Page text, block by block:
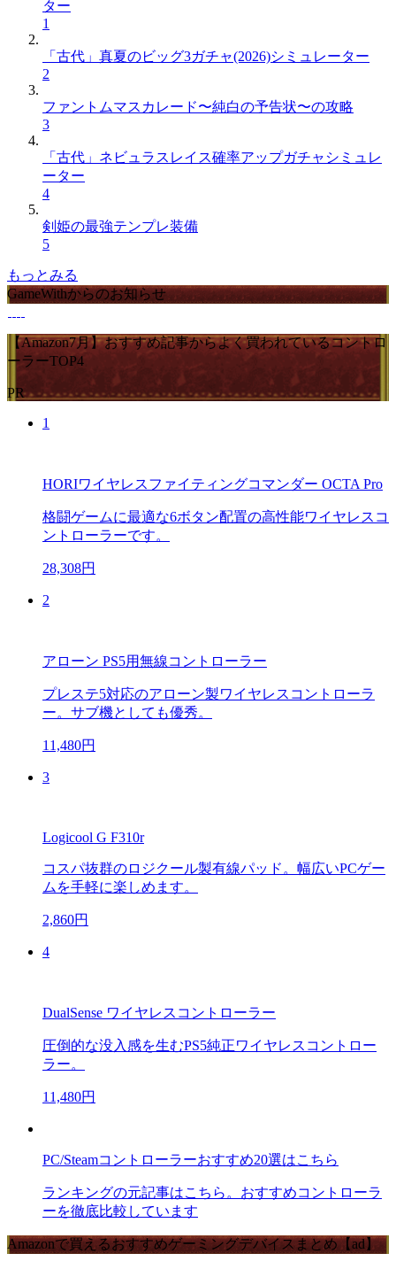
ター
1
「古代」真夏のビッグ3ガチャ(2026)シミュレーター
2
ファントムマスカレード〜純白の予告状〜の攻略
3
「古代」ネビュラスレイス確率アップガチャシミュレ
ーター
4
剣姫の最強テンプレ装備
5
もっとみる
GameWithからのお知らせ
【Amazon7月】おすすめ記事からよく買われているコントロ
ーラーTOP4
PR
1
HORIワイヤレスファイティングコマンダー OCTA Pro
格闘ゲームに最適な6ボタン配置の高性能ワイヤレスコ
ントローラーです。
28,308円
2
アローン PS5用無線コントローラー
プレステ5対応のアローン製ワイヤレスコントローラ
ー。サブ機としても優秀。
11,480円
3
Logicool G F310r
コスパ抜群のロジクール製有線パッド。幅広いPCゲー
ムを手軽に楽しめます。
2,860円
4
DualSense ワイヤレスコントローラー
圧倒的な没入感を生むPS5純正ワイヤレスコントロー
ラー。
11,480円
PC/Steamコントローラーおすすめ20選はこちら
ランキングの元記事はこちら。おすすめコントローラ
ーを徹底比較しています
Amazonで買えるおすすめゲーミングデバイスまとめ【ad】